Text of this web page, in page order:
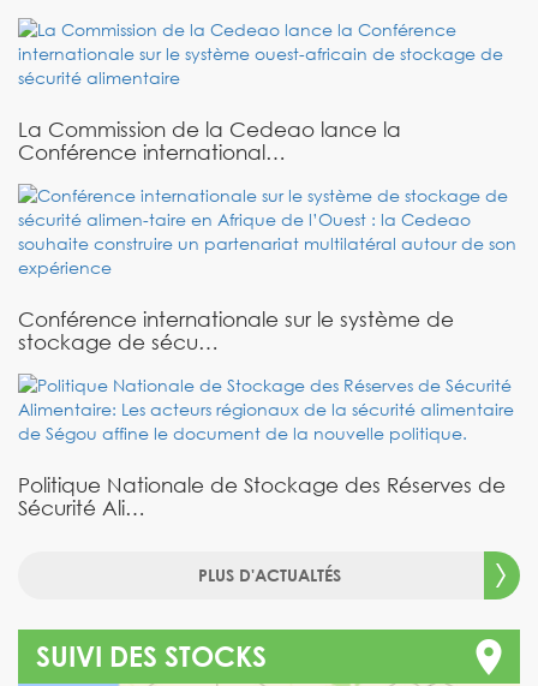
La Commission de la Cedeao lance la
Conférence international…
Conférence internationale sur le système de
stockage de sécu…
Politique Nationale de Stockage des Réserves de
Sécurité Ali…
PLUS D'ACTUALTÉS
SUIVI DES STOCKS